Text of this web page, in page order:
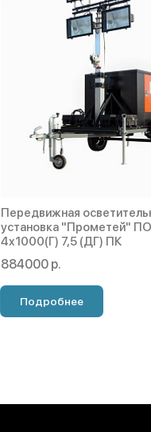
Передвижная
установка "Прометей"
4х1000(Г) 7,5 (ДГ) ПК
884000 р.
Подробнее